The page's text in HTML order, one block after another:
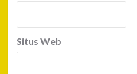
Situs Web